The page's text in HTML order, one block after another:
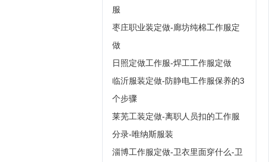
服
枣庄职业装定做-廊坊纯棉工作服定
做
日照定做工作服-焊工工作服定做
临沂服装定做-防静电工作服保养的3
个步骤
莱芜工装定做-离职人员扣的工作服
分录-唯纳斯服装
淄博工作服定做-卫衣里面穿什么-卫